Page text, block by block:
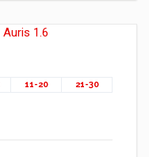
11-20
21-30